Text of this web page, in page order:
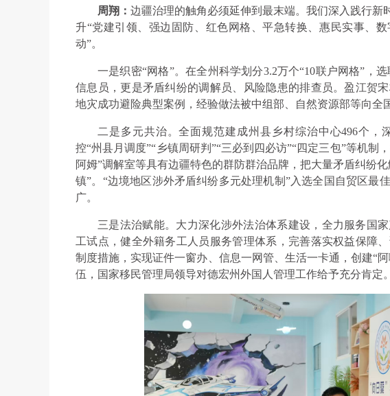
周翔： 边疆治理的触角必须延伸到最末端。我们深入践行新
升“党建引领、强边固防、红色网格、平急转换、惠民实事、
动”。
一是织密“网格”。在全州科学划分3.2万个“10联户网格”，
信息员，更是矛盾纠纷的调解员、风险隐患的排查员。盈江贺
地灾成功避险典型案例，经验做法被中组部、自然资源部等向全
二是多元共治。全面规范建成州县乡村综治中心496个，
控“州县月调度”“乡镇周研判”“三必到四必访”“四定三包”等机制
阿姆”调解室等具有边疆特色的群防群治品牌，把大量矛盾纠纷
镇”。“边境地区涉外矛盾纠纷多元处理机制”入选全国自贸区最
广。
三是法治赋能。大力深化涉外法治体系建设，全力服务国
工试点，健全外籍务工人员服务管理体系，完善落实权益保障
制度措施，实现证件一窗办、信息一网管、生活一卡通，创建“
伍，国家移民管理局领导对德宏州外国人管理工作给予充分肯定。